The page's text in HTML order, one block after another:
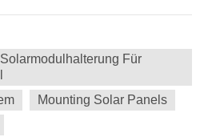
Für
Mounting Solar Panels